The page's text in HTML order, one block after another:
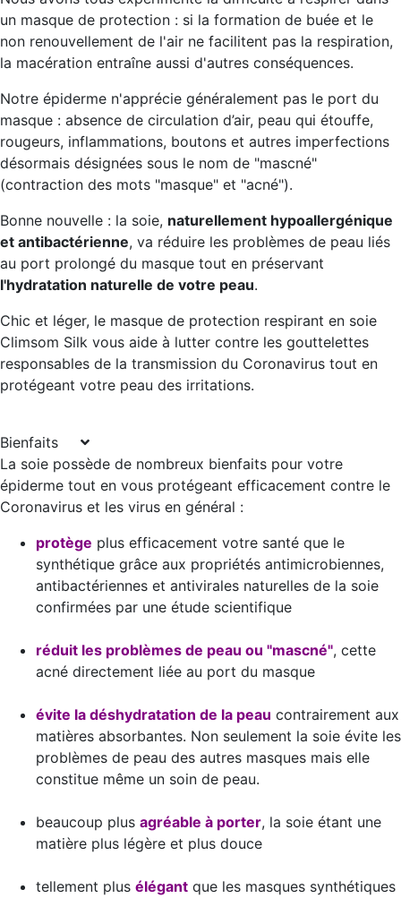
un masque de protection : si la formation de buée et le
non renouvellement de l'air ne facilitent pas la respiration,
la macération entraîne aussi d'autres conséquences.
Notre épiderme n'apprécie généralement pas le port du
masque : absence de circulation d’air, peau qui étouffe,
rougeurs, inflammations, boutons et autres imperfections
désormais désignées sous le nom de "mascné"
(contraction des mots "masque" et "acné").
Bonne nouvelle : la soie, naturellement hypoallergénique
et antibactérienne, va réduire les problèmes de peau liés
au port prolongé du masque tout en préservant
l'hydratation naturelle de votre peau.
Chic et léger, le masque de protection respirant en soie
Climsom Silk vous aide à lutter contre les gouttelettes
responsables de la transmission du Coronavirus tout en
protégeant votre peau des irritations.
Bienfaits
La soie possède de nombreux bienfaits pour votre
épiderme tout en vous protégeant efficacement contre le
Coronavirus et les virus en général :
protège plus efficacement votre santé que le
synthétique grâce aux propriétés antimicrobiennes,
antibactériennes et antivirales naturelles de la soie
confirmées par une étude scientifique
réduit les problèmes de peau ou "mascné", cette
acné directement liée au port du masque
évite la déshydratation de la peau contrairement aux
matières absorbantes. Non seulement la soie évite les
problèmes de peau des autres masques mais elle
constitue même un soin de peau.
beaucoup plus agréable à porter, la soie étant une
matière plus légère et plus douce
tellement plus élégant que les masques synthétiques